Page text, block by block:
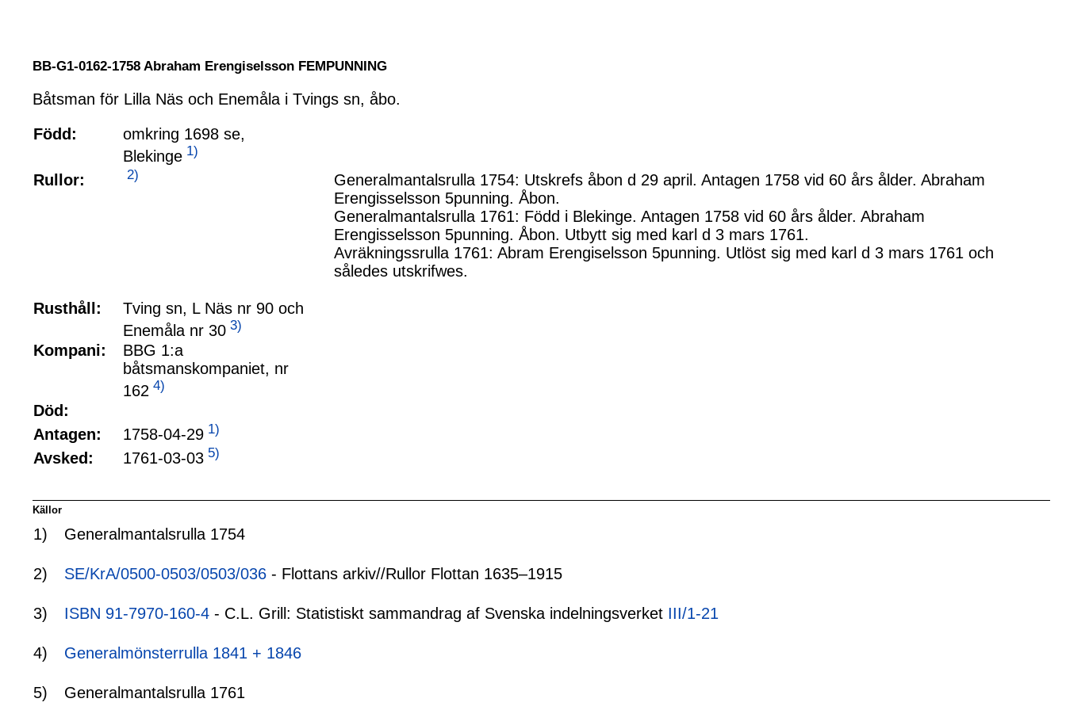
BB-G1-0162-1758 Abraham Erengiselsson FEMPUNNING
Båtsman för Lilla Näs och Enemåla i Tvings sn, åbo.
Född:
omkring 1698 se,
Blekinge 1)
Rullor: 2)
Generalmantalsrulla 1754: Utskrefs åbon d 29 april. Antagen 1758 vid 60 års ålder. Abraham
Erengisselsson 5punning. Åbon.
Generalmantalsrulla 1761: Född i Blekinge. Antagen 1758 vid 60 års ålder. Abraham
Erengisselsson 5punning. Åbon. Utbytt sig med karl d 3 mars 1761.
Avräkningssrulla 1761: Abram Erengiselsson 5punning. Utlöst sig med karl d 3 mars 1761 och
således utskrifwes.
Rusthåll:
Tving sn, L Näs nr 90 och
Enemåla nr 30 3)
Kompani:
BBG 1:a
båtsmanskompaniet, nr
162 4)
Död:
Antagen:
1758-04-29 1)
Avsked: 1761-03-03 5)
Källor
1) Generalmantalsrulla 1754
2) SE/KrA/0500-0503/0503/036 - Flottans arkiv//Rullor Flottan 1635–1915
3) ISBN 91-7970-160-4 - C.L. Grill: Statistiskt sammandrag af Svenska indelningsverket III/1-21
4) Generalmönsterrulla 1841 + 1846
5) Generalmantalsrulla 1761